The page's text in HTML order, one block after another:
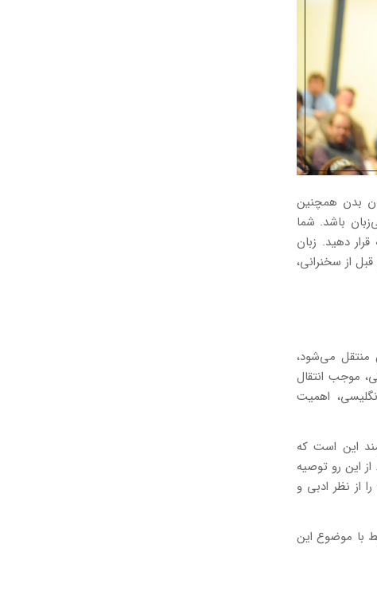
بدن همچنین
باشد. شما
دهید. زبان
از سخنرانی،
منتقل می‌شود،
موجب انتقال
اهمیت
این است که
این‌ رو توصیه
از نظر ادبی و
با موضوع این